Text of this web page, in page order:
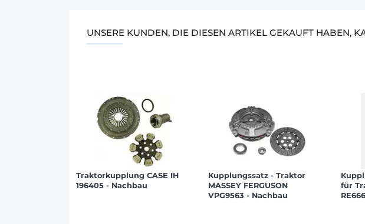
UNSERE KUNDEN, DIE DIESEN ARTIKEL GEKAUFT HABEN,
Traktorkupplung CASE IH
196405 - Nachbau
Kupplungssatz - Traktor
MASSEY FERGUSON
VPG9563 - Nachbau
für